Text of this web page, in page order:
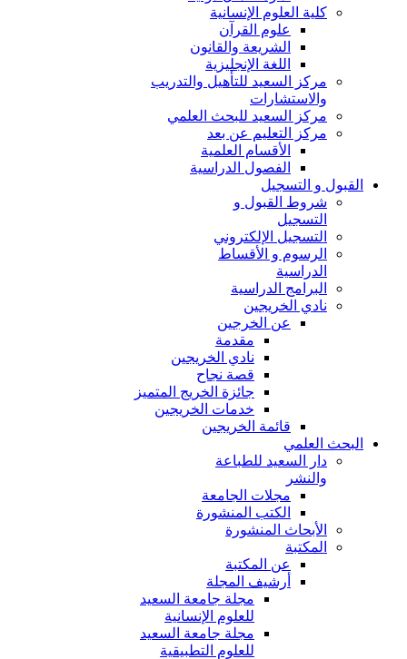
كلية العلوم الإنسانية
علوم القرآن
الشريعة والقانون
اللغة الإنجليزية
مركز السعيد للتأهيل والتدريب
والاستشارات
مركز السعيد للبحث العلمي
مركز التعليم عن بعد
الأقسام العلمية
الفصول الدراسية
القبول و التسجيل
شروط القبول و
التسجيل
التسجيل الإلكتروني
الرسوم و الأقساط
الدراسية
البرامج الدراسية
نادي الخريجين
عن الخرجين
مقدمة
نادي الخريجين
قصة نجاح
جائزة الخريج المتميز
خدمات الخريجين
قائمة الخريجين
البحث العلمي
دار السعيد للطباعة
والنشر
مجلات الجامعة
الكتب المنشورة
الأبحاث المنشورة
المكتبة
عن المكتبة
أرشيف المجلة
مجلة جامعة السعيد
للعلوم الإنسانية
مجلة جامعة السعيد
للعلوم التطبيقية